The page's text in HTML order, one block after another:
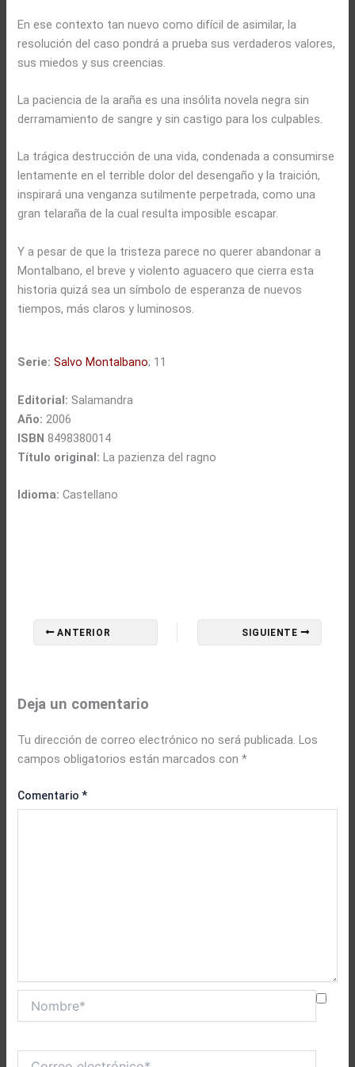
En ese contexto tan nuevo como difícil de asimilar, la
resolución del caso pondrá a prueba sus verdaderos valores,
sus miedos y sus creencias.
La paciencia de la araña es una insólita novela negra sin
derramamiento de sangre y sin castigo para los culpables.
La trágica destrucción de una vida, condenada a consumirse
lentamente en el terrible dolor del desengaño y la traición,
inspirará una venganza sutilmente perpetrada, como una
gran telaraña de la cual resulta imposible escapar.
Y a pesar de que la tristeza parece no querer abandonar a
Montalbano, el breve y violento aguacero que cierra esta
historia quizá sea un símbolo de esperanza de nuevos
tiempos, más claros y luminosos.
Serie:Salvo Montalbano; 11
Editorial: Salamandra
Año: 2006
ISBN 8498380014
Título original: La pazienza del ragno
Idioma: Castellano
ANTERIOR SIGUIENTE
Deja un comentario
Tu dirección de correo electrónico no será publicada. Los
campos obligatorios están marcados con*
Comentario*